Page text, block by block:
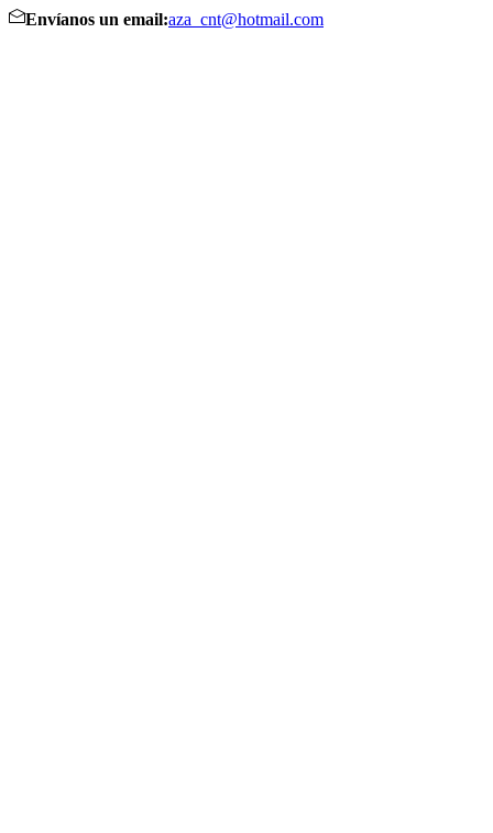
Envíanos un email:aza_cnt@hotmail.com